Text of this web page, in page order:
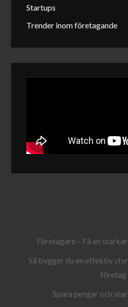
Startups
Trender inom företagande
Företagare – Få en
Så bygger du en effektiv
företag
Spara pengar och